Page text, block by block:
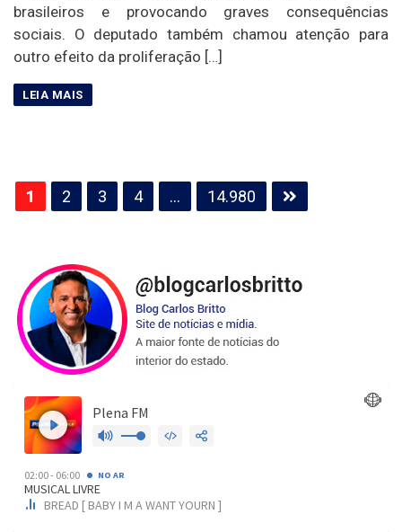
brasileiros e provocando graves consequências
sociais. O deputado também chamou atenção para
outro efeito da proliferação […]
Paginação
de
1 2 3 4 … 14.980